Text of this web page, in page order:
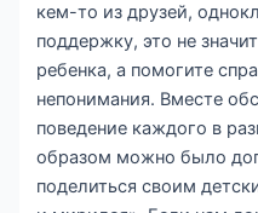
кем-то из друзей,
поддержку, это не
ребенка, а помогите
непонимания. Вместе
поведение каждого в
образом можно было
поделиться своим